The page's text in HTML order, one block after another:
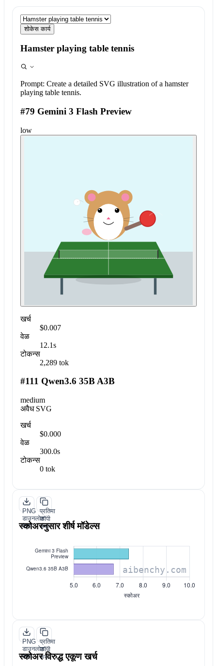
शोकेस कार्य
Hamster playing table tennis
Prompt: Create a detailed SVG illustration of a hamster
playing table tennis.
#79 Gemini 3 Flash Preview
low
खर्च
$0.007
वेळ
12.1s
टोकन्स
2,289 tok
#111 Qwen3.6 35B A3B
medium
अवैध SVG
खर्च
$0.000
वेळ
300.0s
टोकन्स
0 tok
PNG
डाउनलोड
करा
प्रतिमा
कॉपी
करा
स्कोअरनुसार शीर्ष मॉडेल्स
PNG
डाउनलोड
करा
प्रतिमा
कॉपी
करा
स्कोअर विरुद्ध एकूण खर्च